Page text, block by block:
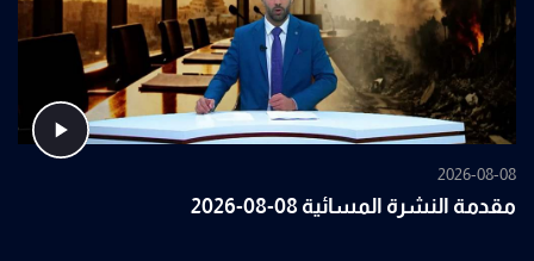
2026-08-08
مقدمة النشرة المسائية 08-08-2026